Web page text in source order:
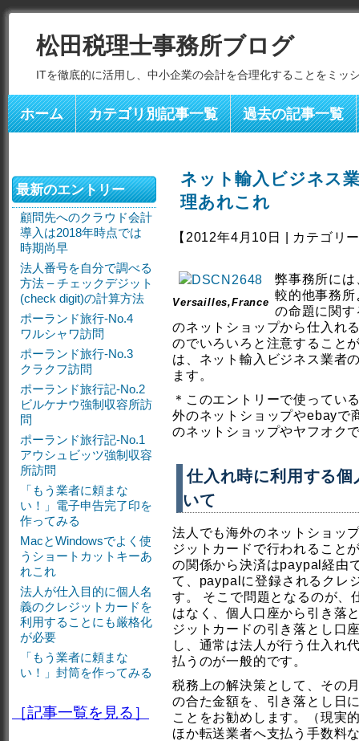
松田税理士事務所ブログ
ITを徹底的に活用し、中小企業の会計を合理化することをミッ
ホーム カテゴリ別記事一覧 過去の記事一覧
ネット輸入ビジネス
理あれこれ
【2012年4月10日 | カテゴリ
Versailles,France
弊事務所に
較的他事務
の命題に関
のネットショップから仕入れ
のでいろいろと注意すること
は、ネット輸入ビジネス業者
ます。
＊このエントリーで使ってい
外のネットショップやebayで
のネットショップやヤフオク
仕入れ時に利用する
いて
法人でも海外のネットショッ
ジットカードで行われること
の関係から決済はpaypal経由
て、paypalに登録されるクレ
す。 そこで問題となるのが、
はなく、個人口座から引き落
ジットカードの引き落とし口
し、通常は法人が行う仕入れ
払うのが一般的です。
税務上の解決策として、その
の合た金額を、引き落とし日
ことをお勧めします。（現実
ほか転送業者へ支払う手数料
最新のエントリー
顧問先へのクラウド会計
導入は2018年時点では
時期尚早
法人番号を自分で調べる
方法 – チェックデジット
(check digit)の計算方法
ポーランド旅行-No.4
ワルシャワ訪問
ポーランド旅行-No.3
クラクフ訪問
ポーランド旅行記-No.2
ビルケナウ強制収容所訪
問
ポーランド旅行記-No.1
アウシュビッツ強制収容
所訪問
「もう業者に頼まな
い！」電子申告完了印を
作ってみる
MacとWindowsでよく使
うショートカットキーあ
れこれ
法人が仕入目的に個人名
義のクレジットカードを
利用することにも厳格化
が必要
「もう業者に頼まな
い！」封筒を作ってみる
［記事一覧を見る］